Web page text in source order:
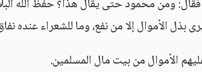
ومن محمود حتى يقال هذا؟ حفظ الله
بذل الأموال إلا من نفع، وما للشعراء عنده
الأموال من بيت مال المسلمين.